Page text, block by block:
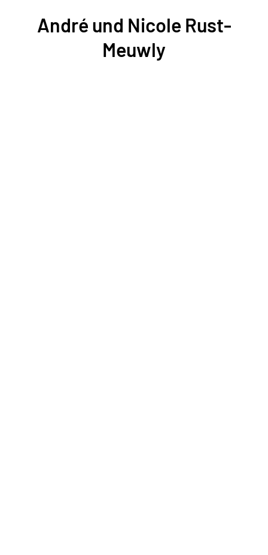
André und Nicole Rust-
Meuwly